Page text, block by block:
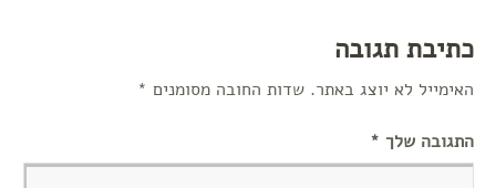
כתיבת תגובה
האימייל לא יוצג באתר. שדות החובה מסומנים *
התגובה שלך *